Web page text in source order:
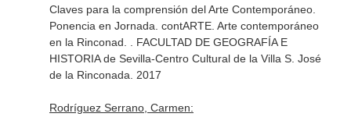
Claves para la comprensión del Arte Contemporáneo.
Ponencia en Jornada. contARTE. Arte contemporáneo
en la Rinconad. . FACULTAD DE GEOGRAFÍA E
HISTORIA de Sevilla-Centro Cultural de la Villa S. José
de la Rinconada. 2017
Rodríguez Serrano, Carmen: